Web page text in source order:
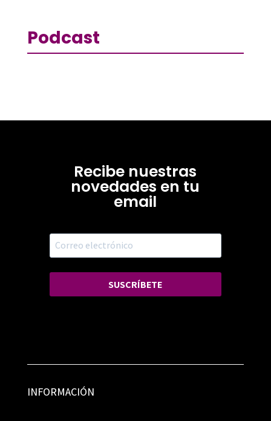
Podcast
Recibe nuestras
novedades en tu
email
SUSCRÍBETE
INFORMACIÓN